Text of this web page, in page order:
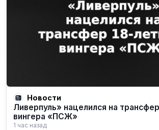
Новости
Ливерпуль» нацелился на
вингера «ПСЖ»
1 час назад